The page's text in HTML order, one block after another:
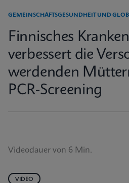
GEMEINSCHAFTSGESUNDHEIT UND
Finnisches
verbessert die
werdenden
PCR-Screening
Videodauer von 6 Min.
VIDEO